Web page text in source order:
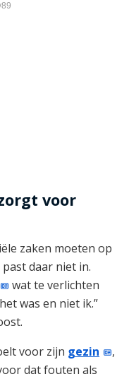
voor
zaken moeten op
daar niet in.
wat te verlichten
was en niet ik.”
voor zijn gezin
,
dat fouten als